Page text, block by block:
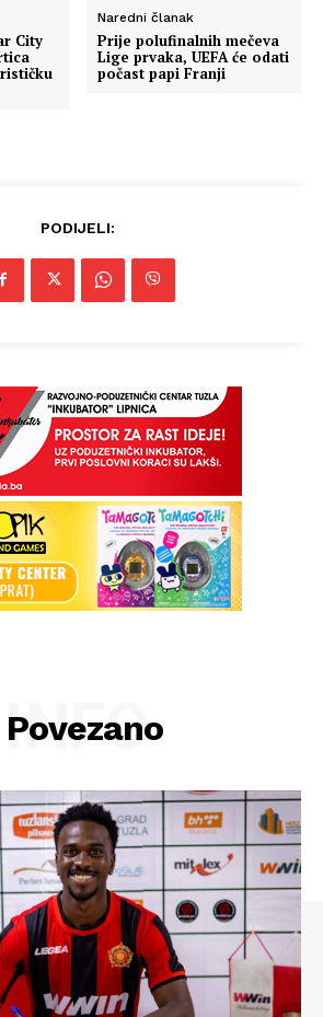
City
Naredni članak
Prije polufinalnih mečeva
Lige prvaka, UEFA će odati
počast papi Franji
PODIJELI:
Povezano
INFO